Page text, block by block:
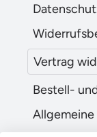
Vertrag
Bestell-